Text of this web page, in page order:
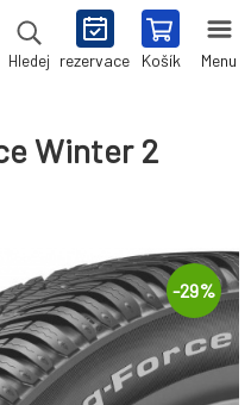
Hledej rezervace Košík Menu
Winter 2
-29%